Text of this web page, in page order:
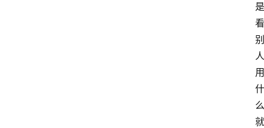
是
看
别
人
用
什
么
就